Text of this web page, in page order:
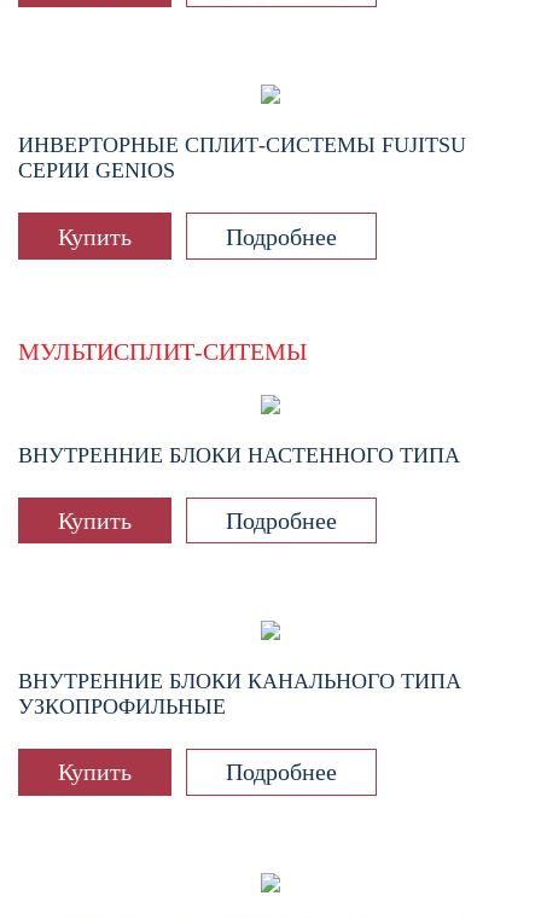
ИНВЕРТОРНЫЕ СПЛИТ-СИСТЕМЫ FUJITSU
СЕРИИ GENIOS
Купить Подробнее
МУЛЬТИСПЛИТ-СИТЕМЫ
ВНУТРЕННИЕ БЛОКИ НАСТЕННОГО ТИПА
Купить Подробнее
ВНУТРЕННИЕ БЛОКИ КАНАЛЬНОГО ТИПА
УЗКОПРОФИЛЬНЫЕ
Купить Подробнее